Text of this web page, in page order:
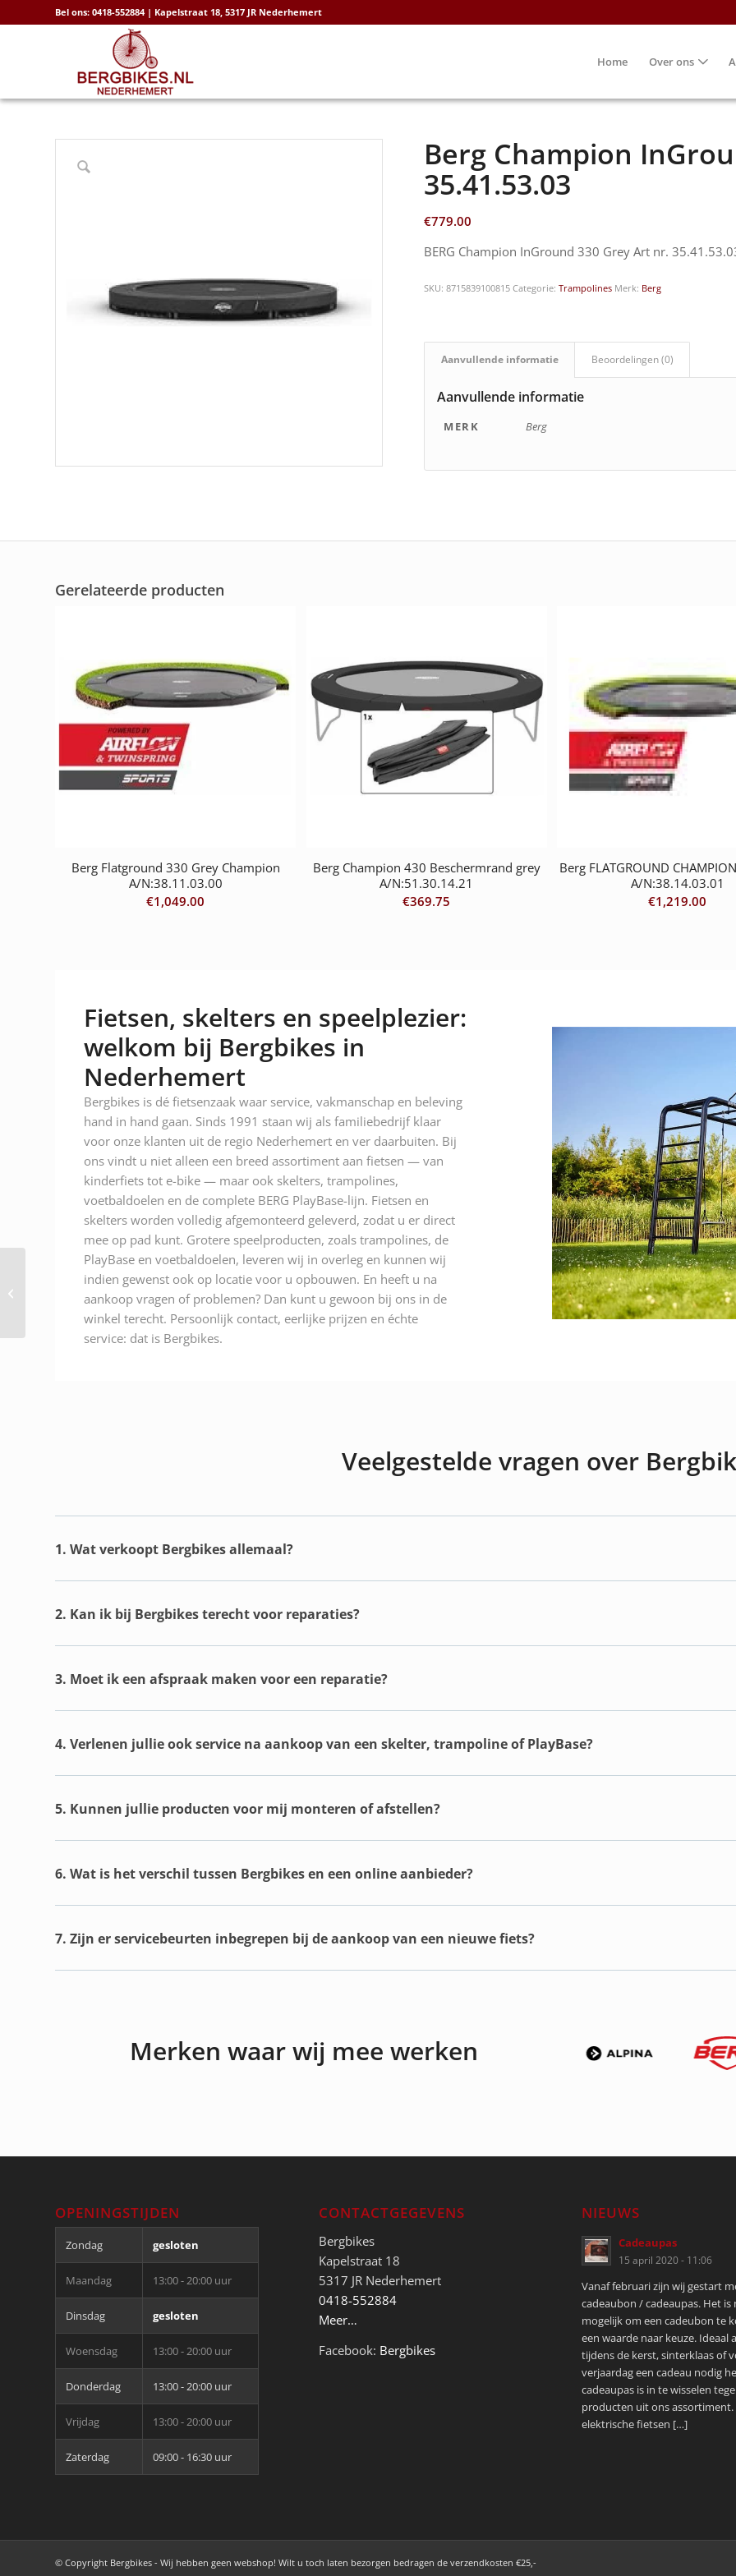
Bel ons: 0418-552884 | Kapelstraat 18, 5317 JR Nederhemert
Home Over ons
Berg Champion
35.41.53.03
€779.00
BERG Champion InGround 330 Grey Art nr.
SKU:8715839100815 Categorie:Trampolines Merk: Berg
Aanvullende informatie Beoordelingen (0)
Aanvullende informatie
MERK Berg
Gerelateerde producten
Berg Flatground 330 Grey Champion
A/N:38.11.03.00
€1,049.00
Berg Champion 430 Beschermrand grey
A/N:51.30.14.21
€369.75
Berg FLATGROUND
A/N:38.14.03.01
€1,219.00
Fietsen, skelters en speelplezier:
welkom bij Bergbikes in
Nederhemert
Bergbikes is dé fietsenzaak waar service, vakmanschap en beleving
hand in hand gaan. Sinds 1991 staan wij als familiebedrijf klaar
voor onze klanten uit de regio Nederhemert en ver daarbuiten. Bij
ons vindt u niet alleen een breed assortiment aan fietsen — van
kinderfiets tot e-bike — maar ook skelters, trampolines,
voetbaldoelen en de complete BERG PlayBase-lijn. Fietsen en
skelters worden volledig afgemonteerd geleverd, zodat u er direct
mee op pad kunt. Grotere speelproducten, zoals trampolines, de
PlayBase en voetbaldoelen, leveren wij in overleg en kunnen wij
indien gewenst ook op locatie voor u opbouwen. En heeft u na
aankoop vragen of problemen? Dan kunt u gewoon bij ons in de
winkel terecht. Persoonlijk contact, eerlijke prijzen en échte
service: dat is Bergbikes.
Veelgestelde vragen over
1. Wat verkoopt Bergbikes allemaal?
2. Kan ik bij Bergbikes terecht voor reparaties?
3. Moet ik een afspraak maken voor een reparatie?
4. Verlenen jullie ook service na aankoop van een skelter, trampoline of PlayBase?
5. Kunnen jullie producten voor mij monteren of afstellen?
6. Wat is het verschil tussen Bergbikes en een online aanbieder?
7. Zijn er servicebeurten inbegrepen bij de aankoop van een nieuwe fiets?
Merken waar wij mee werken
OPENINGSTIJDEN
Zondag gesloten
Maandag 13:00 - 20:00 uur
Dinsdag gesloten
Woensdag 13:00 - 20:00 uur
Donderdag 13:00 - 20:00 uur
Vrijdag 13:00 - 20:00 uur
Zaterdag 09:00 - 16:30 uur
CONTACTGEGEVENS
Bergbikes
Kapelstraat 18
5317 JR Nederhemert
0418-552884
Meer…
Facebook: Bergbikes
NIEUWS
Cadeaupas
15 april 2020 - 11:06
Vanaf februari zijn wij gestart
cadeaubon / cadeaupas. Het is
mogelijk om een cadeubon te
een waarde naar keuze. Ideaal
tijdens de kerst, sinterklaas of
verjaardag een cadeau nodig
cadeaupas is in te wisselen
producten uit ons assortiment.
elektrische fietsen […]
© Copyright Bergbikes - Wij hebben geen webshop! Wilt u toch laten bezorgen bedragen de verzendkosten €25,-
Gazelle Paris C7+ HMB
Anthracite Grey Mat